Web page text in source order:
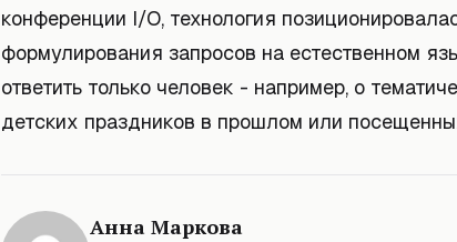
конференции I/O, технология
формулирования запросов на естественном
ответить только человек - например, о
детских праздников в прошлом или
Анна Маркова